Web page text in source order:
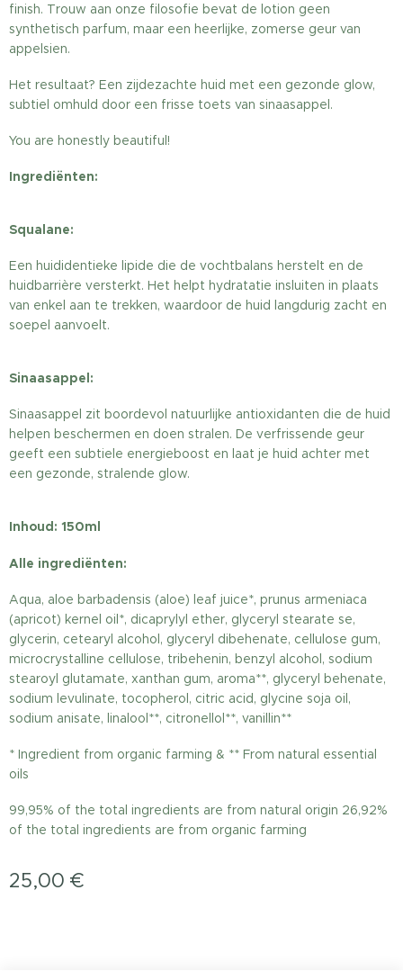
finish. Trouw aan onze filosofie bevat de lotion geen
synthetisch parfum, maar een heerlijke, zomerse geur van
appelsien.
Het resultaat? Een zijdezachte huid met een gezonde glow,
subtiel omhuld door een frisse toets van sinaasappel.
You are honestly beautiful!
Ingrediënten:
Squalane:
Een huididentieke lipide die de vochtbalans herstelt en de
huidbarrière versterkt. Het helpt hydratatie insluiten in plaats
van enkel aan te trekken, waardoor de huid langdurig zacht en
soepel aanvoelt.
Sinaasappel:
Sinaasappel zit boordevol natuurlijke antioxidanten die de huid
helpen beschermen en doen stralen. De verfrissende geur
geeft een subtiele energieboost en laat je huid achter met
een gezonde, stralende glow.
Inhoud: 150ml
Alle ingrediënten:
Aqua, aloe barbadensis (aloe) leaf juice*, prunus armeniaca
(apricot) kernel oil*, dicaprylyl ether, glyceryl stearate se,
glycerin, cetearyl alcohol, glyceryl dibehenate, cellulose gum,
microcrystalline cellulose, tribehenin, benzyl alcohol, sodium
stearoyl glutamate, xanthan gum, aroma**, glyceryl behenate,
sodium levulinate, tocopherol, citric acid, glycine soja oil,
sodium anisate, linalool**, citronellol**, vanillin**
* Ingredient from organic farming & ** From natural essential
oils
99,95% of the total ingredients are from natural origin 26,92%
of the total ingredients are from organic farming
25,00 €